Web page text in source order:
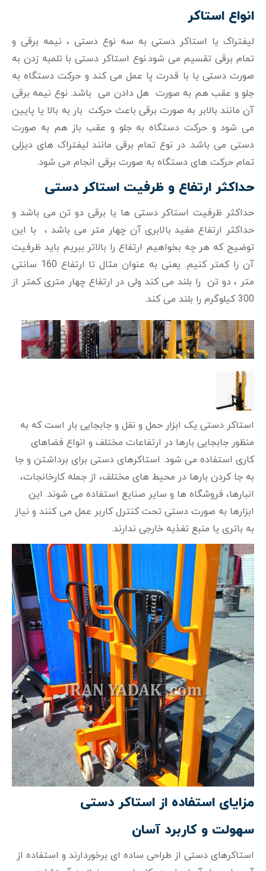
انواع استاکر
لیفتراک یا استاکر دستی به سه نوع دستی ، نیمه برقی و
تمام برقی تقسیم می شود.نوع استاکر دستی با تلمبه زدن به
صورت دستی یا با قدرت پا عمل می کند و حرکت دستگاه به
جلو و عقب هم به صورت هل دادن می باشد. نوع نیمه برقی
آن مانند بالابر به صورت برقی باعث حرکت بار به بالا یا پایین
می شود و حرکت دستگاه به جلو و عقب باز هم به صورت
دستی می باشد. در نوع تمام برقی مانند لیفتراک های دیزلی
تمام حرکت های دستگاه به صورت برقی انجام می شود.
حداکثر ارتفاع و ظرفیت استاکر دستی
حداکثر ظرفیت استاکر دستی ها یا برقی دو تن می باشد و
حداکثر ارتفاع مفید بالابری آن چهار متر می باشد ، با این
توضیح که هر چه بخواهیم ارتفاع را بالاتر ببریم باید ظرفیت
آن را کمتر کنیم. یعنی به عنوان مثال تا ارتفاع 160 سانتی
متر ، دو تن را بلند می کند ولی در ارتفاع چهار متری کمتر از
300 کیلوگرم را بلند می کند.
استاکر دستی یک ابزار حمل و نقل و جابجایی بار است که به
منظور جابجایی بارها در ارتفاعات مختلف و انواع فضاهای
کاری استفاده می‌ شود. استاکرهای دستی برای برداشتن و جا
به جا کردن بارها در محیط‌ های مختلف، از جمله کارخانجات،
انبارها، فروشگاه‌ ها و سایر صنایع استفاده می‌ شوند. این
ابزارها به صورت دستی تحت کنترل کاربر عمل می‌ کنند و نیاز
به باتری یا منبع تغذیه خارجی ندارند.
مزایای استفاده از استاکر دستی
سهولت و کاربرد آسان
استاکرهای دستی از طراحی ساده‌ ای برخوردارند و استفاده از